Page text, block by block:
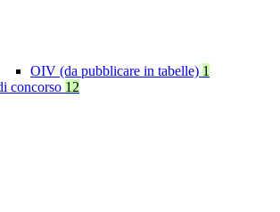
OIV (da pubblicare in tabelle) 1
concorso 12